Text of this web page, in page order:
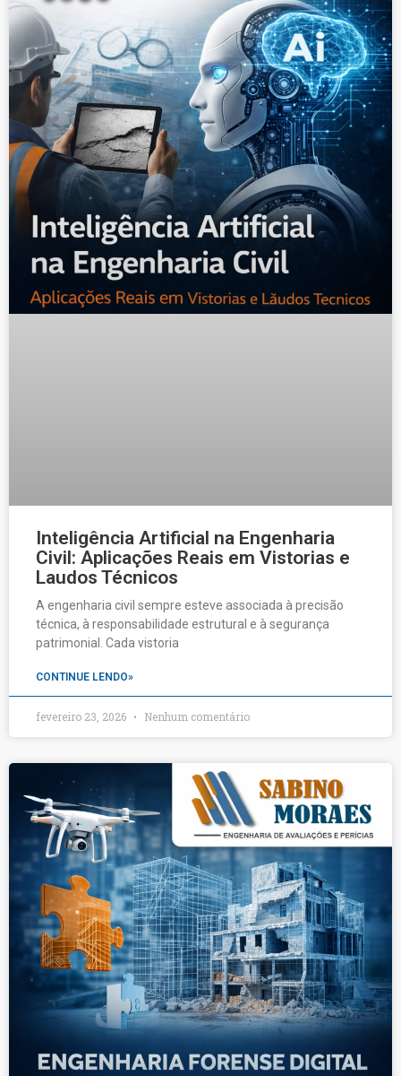
Inteligência Artificial na Engenharia
Civil: Aplicações Reais em Vistorias e
Laudos Técnicos
A engenharia civil sempre esteve associada à precisão
técnica, à responsabilidade estrutural e à segurança
patrimonial. Cada vistoria
CONTINUE LENDO»
fevereiro 23, 2026 Nenhum comentário